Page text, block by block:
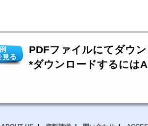
PDFファイルにてダウ
*ダウンロードするには